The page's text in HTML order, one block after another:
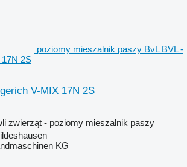
poziomy mieszalnik paszy BvL BVL -
2S
V-MIX 17N 2S
zwierząt - poziomy mieszalnik paszy
KG